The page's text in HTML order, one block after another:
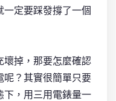
一定要踩發撐了一個
壞掉，那要怎麼確認
呢？其實很簡單只要
下，用三用電錶量一